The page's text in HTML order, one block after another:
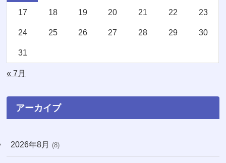
(11) (20)
17 18 19 20 21 22 23
24 25 26 27 28 29 30
31
« 7月
アーカイブ
2026年8月 (8)